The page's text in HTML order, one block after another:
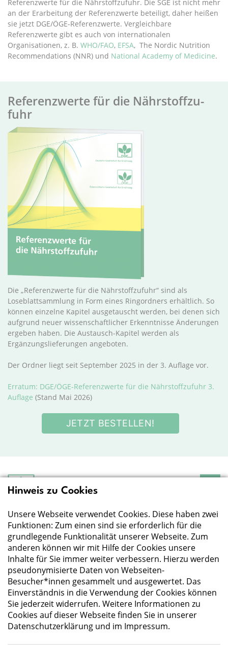
Referenzwerte für die Nährstoffzufuhr. Die SGE ist nicht mehr
an der Erarbeitung der Referenzwerte beteiligt, daher heißen
sie jetzt DGE/ÖGE-Referenzwerte. Vergleichbare
Referenzwerte gibt es auch von internationalen
Organisationen, z. B. WHO/FAO, EFSA, The Nordic Nutrition
Recommendations (NNR) und National Academy of Medicine.
Re­fer­enz­wer­te für die Nähr­stoff­zu­
fuhr
Die „Referenzwerte für die Nährstoffzufuhr“ sind als
Loseblattsammlung in Form eines Ringordners erhältlich. So
können einzelne Kapitel ausgetauscht werden, bei denen sich
aufgrund neuer wissenschaftlicher Erkenntnisse Änderungen
ergeben haben. Die Austausch-Kapitel werden als
Ergänzungslieferungen angeboten.
Der Ordner liegt seit September 2025 in der 3. Auflage vor.
Erratum: DGE/ÖGE-Referenzwerte für die Nährstoffzufuhr 3.
Auflage (Stand Mai 2026)
JETZT BESTELLEN!
Deutsche Gesellschaft
Der Wissenschaft verpflichtet - Ihre Partnerin für
Essen und Trinken
Deutsche Gesellschaft für Ernährung e. V.
Godesberger Allee 136
53175 Bonn
Tel:+49 228 3776-600
Fax:+49 228 3776-800
E-Mail:webmaster@dge.de
Hinweis zu Cookies
Unsere Webseite verwendet Cookies. Diese haben zwei
Funktionen: Zum einen sind sie erforderlich für die
grundlegende Funktionalität unserer Webseite. Zum
anderen können wir mit Hilfe der Cookies unsere
Inhalte für Sie immer weiter verbessern. Hierzu werden
pseudonymisierte Daten von Webseiten-
Besucher*innen gesammelt und ausgewertet. Das
Einverständnis in die Verwendung der Cookies können
Sie jederzeit widerrufen. Weitere Informationen zu
Cookies auf dieser Webseite finden Sie in unserer
Datenschutzerklärung und im Impressum.